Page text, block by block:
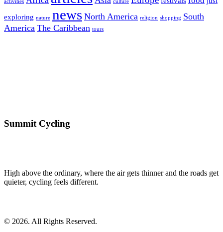
exploring nature news North America religion shopping South
America The Caribbean tours
Summit Cycling
High above the ordinary, where the air gets thinner and the roads get
quieter, cycling feels different.
© 2026. All Rights Reserved.